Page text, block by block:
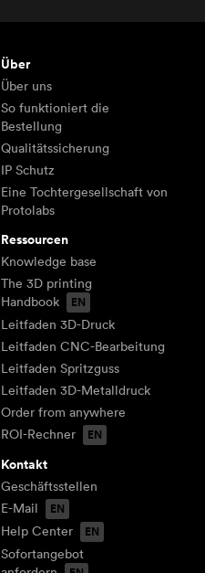
Über
Über uns
So funktioniert die
Bestellung
Qualitätssicherung
IP Schutz
Eine Tochtergesellschaft von
Protolabs
Ressourcen
Knowledge base
The 3D printing
Handbook
Leitfaden 3D-Druck
Leitfaden CNC-Bearbeitung
Leitfaden Spritzguss
Leitfaden 3D-Metalldruck
Order from anywhere
ROI-Rechner
Kontakt
Geschäftsstellen
E-Mail
Help Center
Sofortangebot